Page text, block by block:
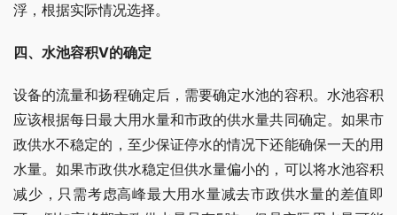
浮，根据实际情况选择。
四、水池容积V的确定
设备的流量和扬程确定后，需要确定水池的容积。水池容积
应该根据每日最大用水量和市政的供水量共同确定。如果市
政供水不稳定的，至少保证停水的情况下还能确保一天的用
水量。如果市政供水稳定但供水量偏小的，可以将水池容积
减少，只需考虑高峰最大用水量减去市政供水量的差值即